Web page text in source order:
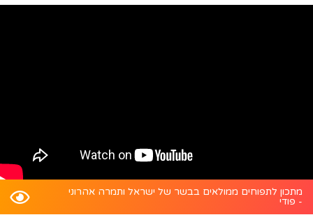
מתכון לתפוחים ממולאים בבשר של ישראל ותמרה אהרוני
- פודי